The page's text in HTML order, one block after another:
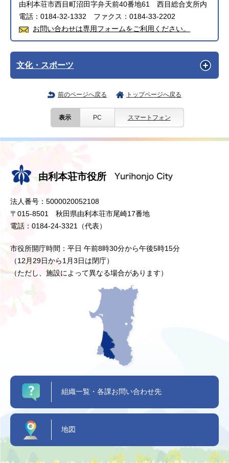
由利本荘市西目町沼田字弁天前40番地61 西目総合支所内
電話：0184-32-1332 ファクス：0184-33-2202
お問い合わせは専用フォームをご利用ください。
文化・スポーツ
前のページへ戻る トップページへ戻る
表示 PC スマートフォン
由利本荘市役所
法人番号：5000020052108
〒015-8501 秋田県由利本荘市尾崎17番地
電話：0184-24-3321（代表）
市役所開庁時間：平日 午前8時30分から午後5時15分
（12月29日から1月3日は閉庁）
（ただし、施設によって異なる場合があります）
組織一覧・各課お問い合わせ先
地図